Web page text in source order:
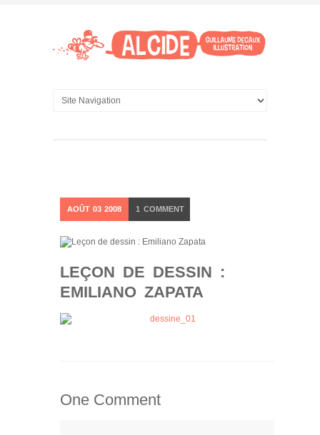
AOÛT 03 2008 1 COMMENT
LEÇON DE DESSIN :
EMILIANO ZAPATA
One Comment